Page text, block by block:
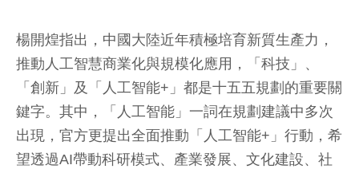
楊開煌指出，中國大陸近年積極培育新質生產力，
推動人工智慧商業化與規模化應用，「科技」、
「創新」及「人工智能+」都是十五五規劃的重要關
鍵字。其中，「人工智能」一詞在規劃建議中多次
出現，官方更提出全面推動「人工智能+」行動，希
望透過AI帶動科研模式、產業發展、文化建設、社